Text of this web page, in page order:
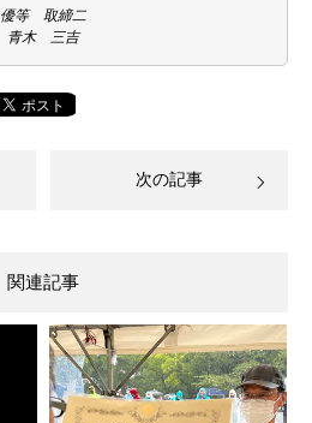
優等 取締二
青木 三吉
次の記事
関連記事